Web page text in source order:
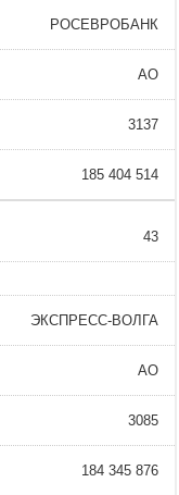
РОСЕВРОБАНК
АО
3137
185 404 514
43
ЭКСПРЕСС-ВОЛГА
АО
3085
184 345 876